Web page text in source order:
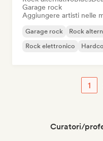
Garage rock
Aggiungere artisti nelle
Garage rock Rock
Rock elettronico
1
Curatori/